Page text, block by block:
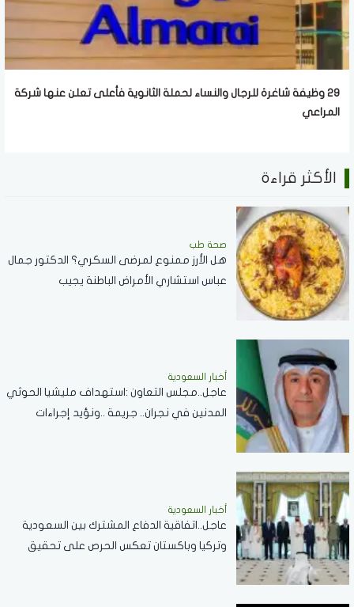
29 وظيفة شاغرة للرجال والنساء لحملة الثانوية فأعلى تعلن عنها شركة
المراعي
الأكثر قراءة
صحة طب
هل الأرز ممنوع لمرضى السكري؟ الدكتور جمال
عباس استشاري الأمراض الباطنة يجيب
أخبار السعودية
عاجل..مجلس التعاون :استهداف مليشيا الحوثي
المدنين في نجران.. جريمة ..ونؤيد إجراءات
أخبار السعودية
عاجل..اتفاقية الدفاع المشترك بين السعودية
وتركيا وباكستان تعكس الحرص على تحقيق